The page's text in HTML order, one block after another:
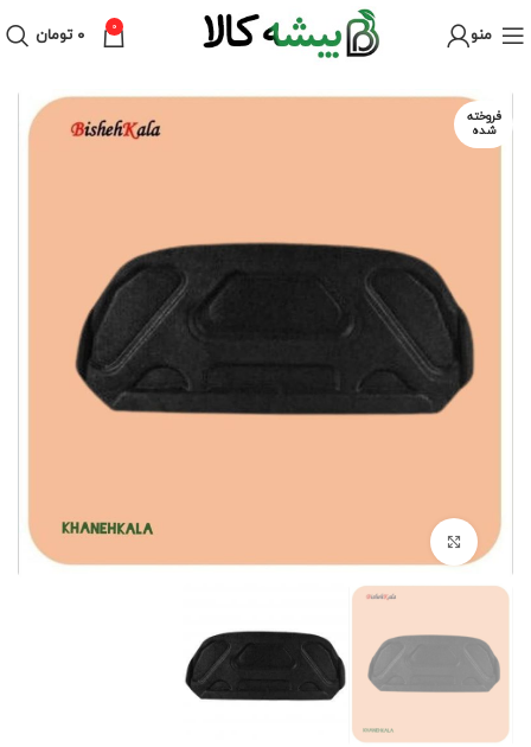
منو 0 ۰ تومان
فروخته
شده